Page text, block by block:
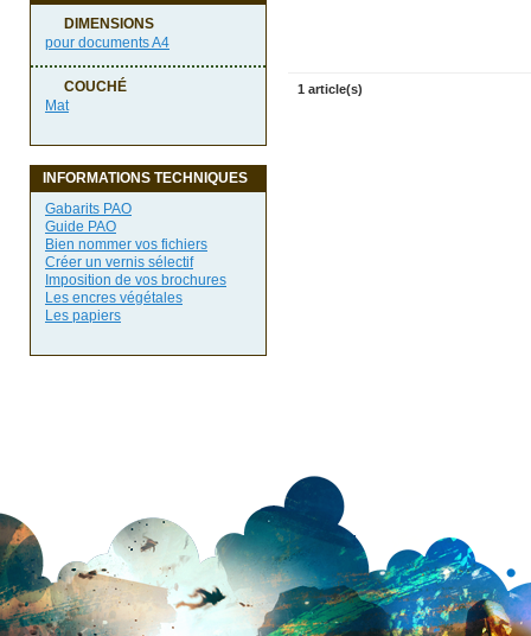
DIMENSIONS
pour documents A4
COUCHÉ
Mat
INFORMATIONS TECHNIQUES
Gabarits PAO
Guide PAO
Bien nommer vos fichiers
Créer un vernis sélectif
Imposition de vos brochures
Les encres végétales
Les papiers
1 article(s)